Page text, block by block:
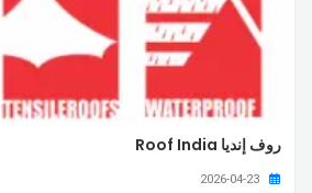
روف إنديا Roof India